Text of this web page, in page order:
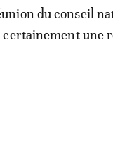
du conseil
une